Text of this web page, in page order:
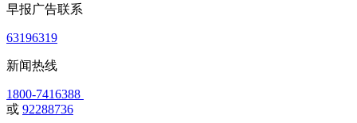
早报广告联系
63196319
新闻热线
1800-7416388
或 92288736